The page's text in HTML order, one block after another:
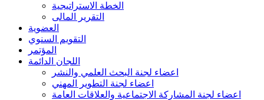
الخطة الاستراتيجية
التقرير المالى
العضوية
التقويم السنوي
المؤتمر
اللجان الدائمة
اعضاء لجنة البحث العلمي والنشر
اعضاء لجنة التطوير المهني
اعضاء لجنة المشاركة الاجتماعية والعلاقات العامة